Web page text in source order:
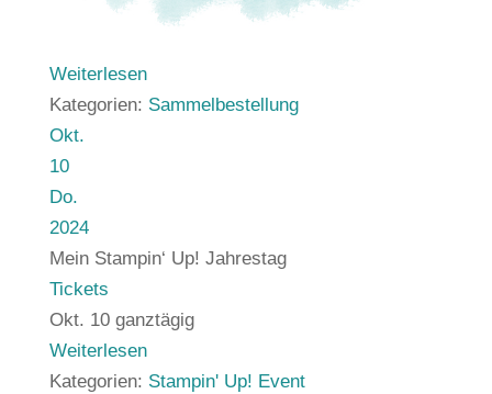
Weiterlesen
Kategorien: Sammelbestellung
Okt.
10
Do.
2024
Mein Stampin‘ Up! Jahrestag
Tickets
Okt. 10 ganztägig
Weiterlesen
Kategorien: Stampin' Up! Event